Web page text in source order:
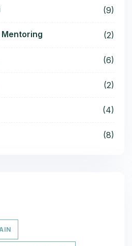
(9)
Mentoring (2)
(6)
(2)
(4)
(8)